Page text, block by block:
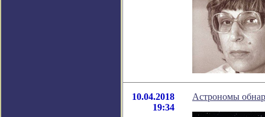
10.04.2018
19:34
Астрономы